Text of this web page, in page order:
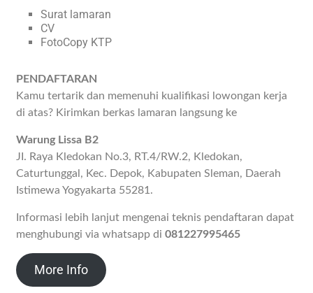
Surat lamaran
CV
FotoCopy KTP
PENDAFTARAN
Kamu tertarik dan memenuhi kualifikasi lowongan kerja
di atas? Kirimkan berkas lamaran langsung ke
Warung Lissa B2
JI. Raya Kledokan No.3, RT.4/RW.2, Kledokan,
Caturtunggal, Kec. Depok, Kabupaten Sleman, Daerah
Istimewa Yogyakarta 55281.
Informasi lebih lanjut mengenai teknis pendaftaran dapat
menghubungi via whatsapp di081227995465
More Info